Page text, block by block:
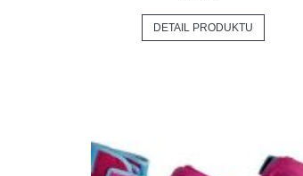
DETAIL PRODUKTU